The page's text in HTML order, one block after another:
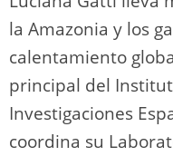
la Amazonia y los
calentamiento
principal del
Investigaciones
coordina su